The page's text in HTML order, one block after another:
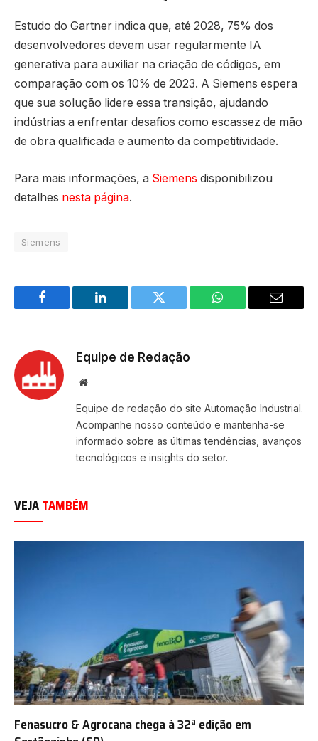
Estudo do Gartner indica que, até 2028, 75% dos
desenvolvedores devem usar regularmente IA
generativa para auxiliar na criação de códigos, em
comparação com os 10% de 2023. A Siemens espera
que sua solução lidere essa transição, ajudando
indústrias a enfrentar desafios como escassez de mão
de obra qualificada e aumento da competitividade.
Para mais informações, a Siemens disponibilizou
detalhes nesta página.
Siemens
Facebook LinkedIn Twitter WhatsApp Email
Equipe de Redação
Site
Equipe de redação do site Automação Industrial.
Acompanhe nosso conteúdo e mantenha-se
informado sobre as últimas tendências, avanços
tecnológicos e insights do setor.
VEJATAMBÉM
Fenasucro & Agrocana chega à 32ª edição em